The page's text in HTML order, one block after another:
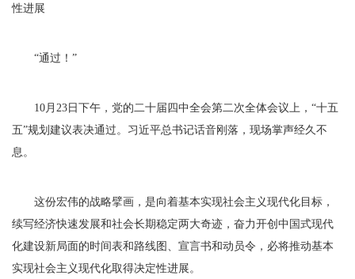
性进展
“通过！”
10月23日下午，党的二十届四中全会第二次全体会议上，“十五
五”规划建议表决通过。习近平总书记话音刚落，现场掌声经久不
息。
这份宏伟的战略擘画，是向着基本实现社会主义现代化目标，
续写经济快速发展和社会长期稳定两大奇迹，奋力开创中国式现代
化建设新局面的时间表和路线图、宣言书和动员令，必将推动基本
实现社会主义现代化取得决定性进展。